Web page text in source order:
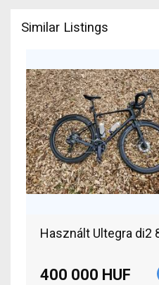
Similar Listings
Használt Ultegra di2
400 000 HUF